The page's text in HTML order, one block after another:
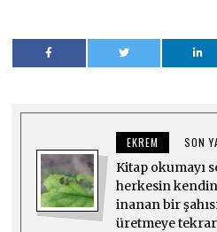
EKREM SON
Kitap okumayı
herkesin
inanan bir
üretmeye